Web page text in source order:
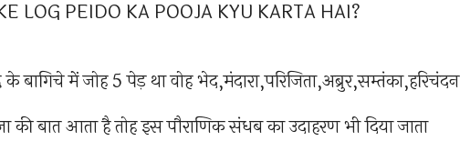
के बागिचे में जोह 5 पेड़ था वोह भेद,मंदारा,परिजिता,अब्रुर,सम्तंका,हरिचंदन
बात आता है तोह इस पौराणिक संधब का उदाहरण भी दिया जाता